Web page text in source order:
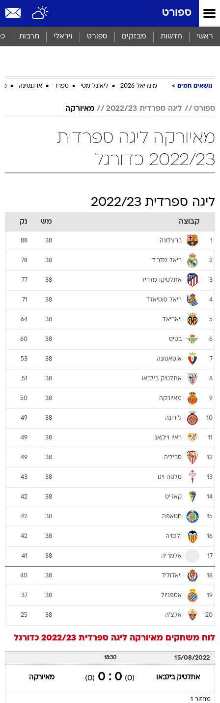
ספורט
ראשי חדשות מבזקים ספורט ויראלי תרבות
נושאים חמים מונדיאל 2026 ליאונל מסי ספרד ארגנטינה
ספורט ליגה ספרדית 2022/23 מאיורקה
מאיורקה ליגה ספרדית
2022/23 כדורגל
ליגה ספרדית 2022/23
קבוצה מש נק
1 ברצלונה 38
88
2 ריאל מדריד 38
78
3 אתלטיקו מדריד 38
77
4 ריאל סוסיאדד 38
71
5 ויאריאל 38
64
6 בטיס 38
60
7 אוסאסונה 38
53
8 אתלטיק בילבאו 38
51
9 מאיורקה 38
50
10 ג'ירונה 38
49
11 ראיו וייקאנו 38
49
12 סביליה 38
49
13 סלטה ויגו 38
43
14 קאדיס 38
42
15 חטאפה 38
42
16 ולנסיה 38
42
17 אלמריה 38
41
18 ויאדוליד 38
40
19 אספניול 38
37
20 אלצ'ה 38
25
לוח משחקים מאיורקה ליגה ספרדית 2022/23 כדורגל
15/08/2022
18:30
אתלטיק בילבאו (0)
0 : 0
(0) מאיורקה
מחזור 1